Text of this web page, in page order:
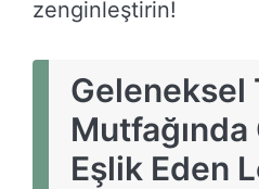
zenginleştirin!
Geleneksel
Eşlik Eden